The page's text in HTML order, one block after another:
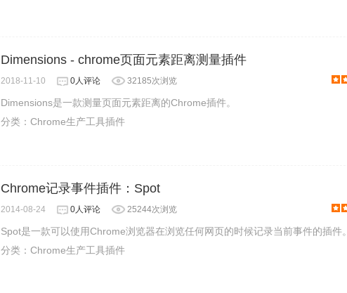
Dimensions - chrome页面元素距离测量插件
2018-11-10 0人评论 32185次浏览
Dimensions是一款测量页面元素距离的Chrome插件。
分类： Chrome生产工具插件
Chrome记录事件插件：Spot
2014-08-24 0人评论 25244次浏览
Spot是一款可以使用Chrome浏览器在浏览任何网页的时候记录当前事件的插件。
分类： Chrome生产工具插件